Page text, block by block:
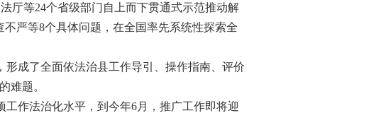
厅等24个省级部门自上而下贯通式示范推动解
严等8个具体问题，在全国率先系统性探索全
成了全面依法治县工作导引、操作指南、评价
难题。
作法治化水平，到今年6月，推广工作即将迎